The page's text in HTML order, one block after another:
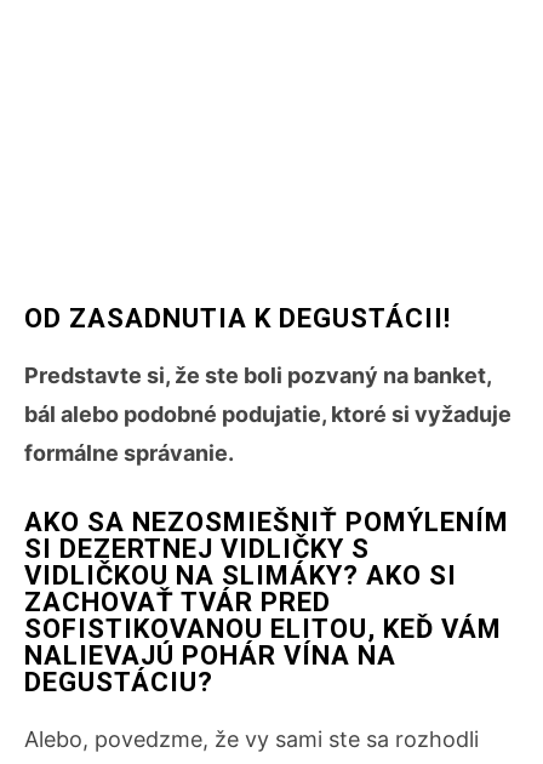
OD ZASADNUTIA K DEGUSTÁCII!
Predstavte si, že ste boli pozvaný na banket,
bál alebo podobné podujatie, ktoré si vyžaduje
formálne správanie.
AKO SA NEZOSMIEŠNIŤ POMÝLENÍM
SI DEZERTNEJ VIDLIČKY S
VIDLIČKOU NA SLIMÁKY? AKO SI
ZACHOVAŤ TVÁR PRED
SOFISTIKOVANOU ELITOU, KEĎ VÁM
NALIEVAJÚ POHÁR VÍNA NA
DEGUSTÁCIU?
Alebo, povedzme, že vy sami ste sa rozhodli